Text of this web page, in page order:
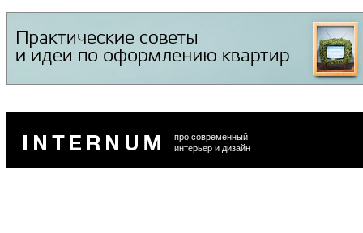
про современный
интерьер и дизайн